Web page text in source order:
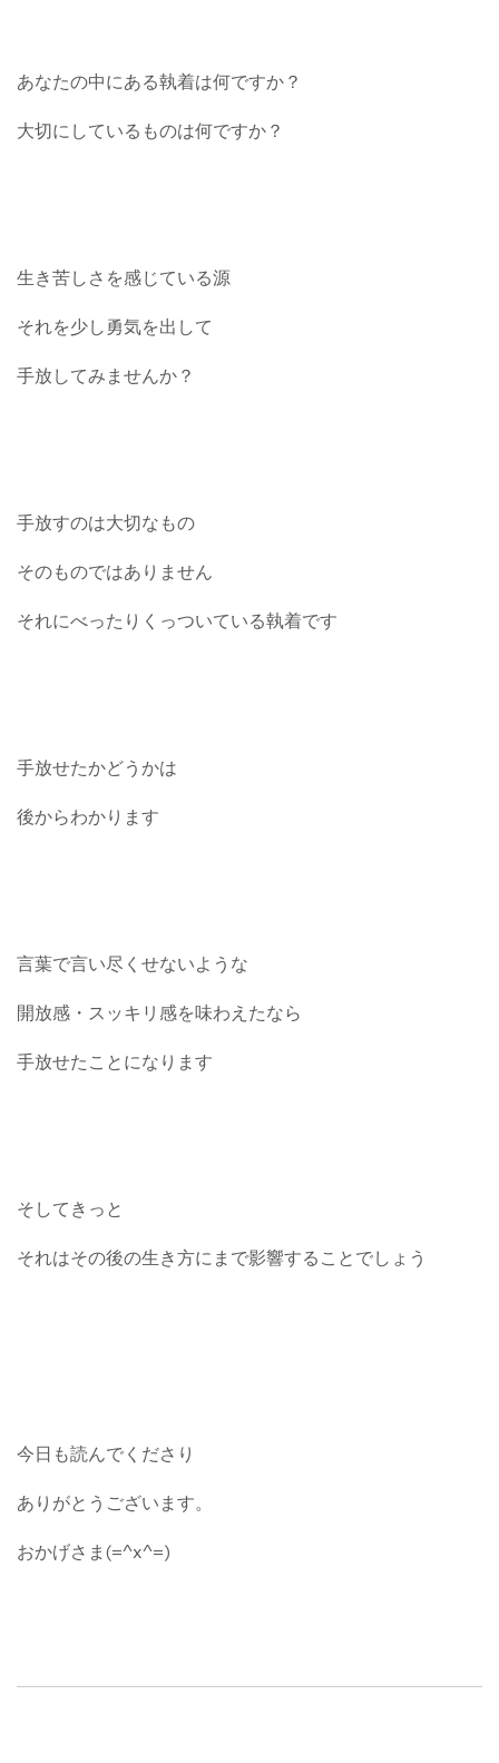
あなたの中にある執着は何ですか？
大切にしているものは何ですか？
生き苦しさを感じている源
それを少し勇気を出して
手放してみませんか？
手放すのは大切なもの
そのものではありません
それにべったりくっついている執着です
手放せたかどうかは
後からわかります
言葉で言い尽くせないような
開放感・スッキリ感を味わえたなら
手放せたことになります
そしてきっと
それはその後の生き方にまで影響することでしょう
今日も読んでくださり
ありがとうございます。
おかげさま(=^x^=)